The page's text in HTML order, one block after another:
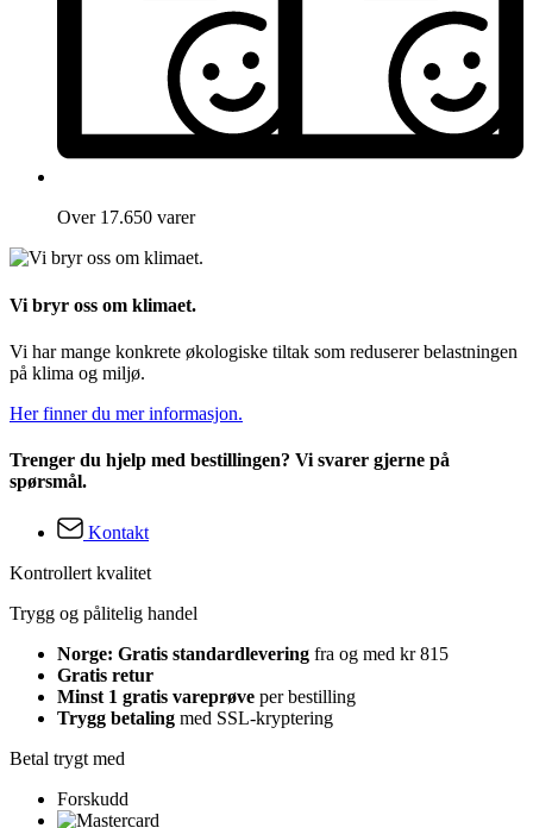
Over 17.650 varer
Vi bryr oss om klimaet.
Vi har mange konkrete økologiske tiltak som reduserer belastningen
på klima og miljø.
Her finner du mer informasjon.
Trenger du hjelp med bestillingen? Vi svarer gjerne på
spørsmål.
Kontakt
Kontrollert kvalitet
Trygg og pålitelig handel
Norge: Gratis standardlevering fra og med kr 815
Gratis retur
Minst 1 gratis vareprøve per bestilling
Trygg betaling med SSL-kryptering
Betal trygt med
Forskudd